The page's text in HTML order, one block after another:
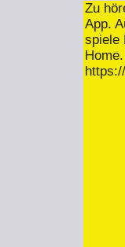
Zu
App.
spiele